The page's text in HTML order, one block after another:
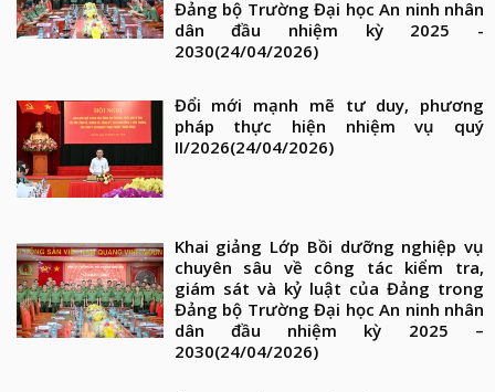
Đảng bộ Trường Đại học An ninh nhân
dân đầu nhiệm kỳ 2025 -
2030(24/04/2026)
Đổi mới mạnh mẽ tư duy, phương
pháp thực hiện nhiệm vụ quý
II/2026(24/04/2026)
Khai giảng Lớp Bồi dưỡng nghiệp vụ
chuyên sâu về công tác kiểm tra,
giám sát và kỷ luật của Đảng trong
Đảng bộ Trường Đại học An ninh nhân
dân đầu nhiệm kỳ 2025 –
2030(24/04/2026)